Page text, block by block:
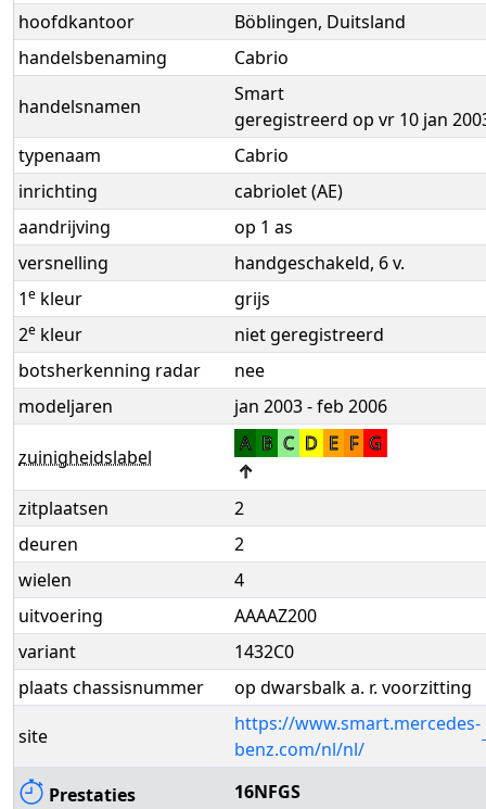
hoofdkantoor
Böblingen, Duitsland
handelsbenaming
Cabrio
handelsnamen
Smart
geregistreerd op vr 10 jan
typenaam
Cabrio
inrichting
cabriolet (AE)
aandrijving
op 1 as
versnelling
handgeschakeld, 6 v.
1e kleur
grijs
2e kleur
niet geregistreerd
botsherkenning radar
nee
modeljaren
jan 2003 - feb 2006
zuinigheidslabel
A B C D E F G
↑
zitplaatsen
2
deuren
2
wielen
4
uitvoering
AAAAZ200
variant
1432C0
plaats chassisnummer
op dwarsbalk a. r. voorzitting
site
https://www.smart.mercedes-
benz.com/nl/nl/
Prestaties
16NFGS